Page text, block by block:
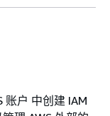
账户 中创建 IAM